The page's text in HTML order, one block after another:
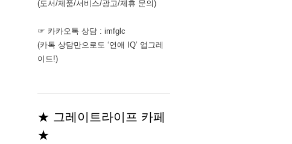
(도서/제품/서비스/광고/제휴 문의)
☞ 카카오톡 상담 : imfglc
(카톡 상담만으로도 ‘연애 IQ’ 업그레
이드!)
★ 그레이트라이프 카페
★